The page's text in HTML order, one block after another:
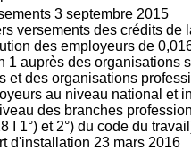
3 septembre 2015
versements des crédits de
des employeurs de
1 auprès des organisations
et des organisations
au niveau national et
des branches
I 1°) et 2°) du code du
d'installation 23 mars 2016